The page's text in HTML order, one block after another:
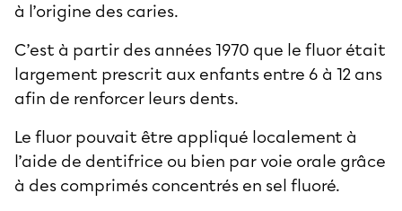
à l’origine des caries.
C’est à partir des années 1970 que le fluor était
largement prescrit aux enfants entre 6 à 12 ans
afin de renforcer leurs dents.
Le fluor pouvait être appliqué localement à
l’aide de dentifrice ou bien par voie orale grâce
à des comprimés concentrés en sel fluoré.